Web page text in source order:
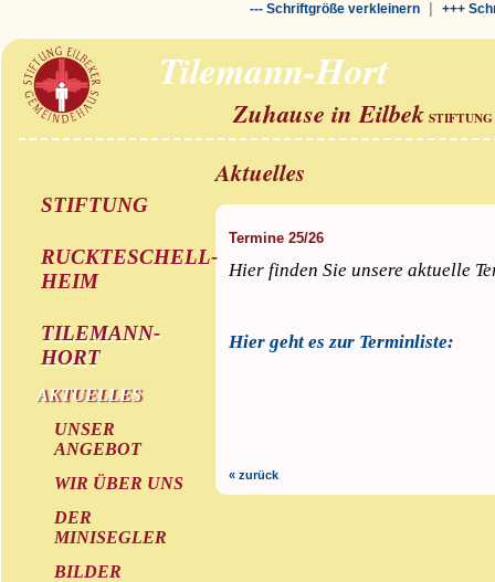
--- Schriftgröße verkleinern| +++
Tilemann-Hort
Zuhause in Eilbek
STIFTUNG
RUCKTESCHELL-
HEIM
TILEMANN-
HORT
AKTUELLES
UNSER
ANGEBOT
WIR ÜBER UNS
DER
MINISEGLER
BILDER
Aktuelles
Termine 25/26
Hier finden Sie unsere aktuelle
Hier geht es zur Terminliste:
« zurück